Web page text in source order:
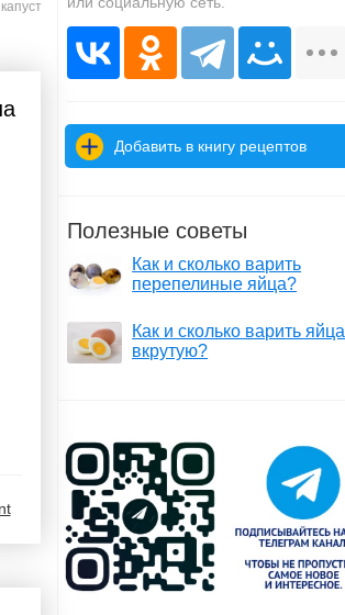
Добавить в книгу рецептов
Полезные советы
Как и сколько варить
перепелиные яйца?
Как и сколько варить яйца
вкрутую?